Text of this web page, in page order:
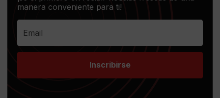
manera conveniente para ti!
Inscribirse